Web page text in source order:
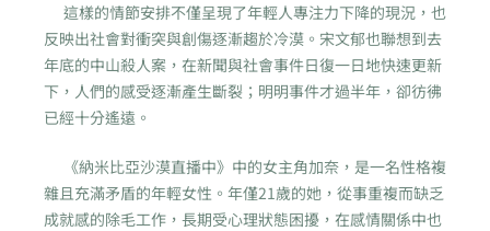
這樣的情節安排不僅呈現了年輕人專注力下降的現況，也
反映出社會對衝突與創傷逐漸趨於冷漠。宋文郁也聯想到去
年底的中山殺人案，在新聞與社會事件日復一日地快速更新
下，人們的感受逐漸產生斷裂；明明事件才過半年，卻彷彿
已經十分遙遠。
《納米比亞沙漠直播中》中的女主角加奈，是一名性格複
雜且充滿矛盾的年輕女性。年僅21歲的她，從事重複而缺乏
成就感的除毛工作，長期受心理狀態困擾，在感情關係中也